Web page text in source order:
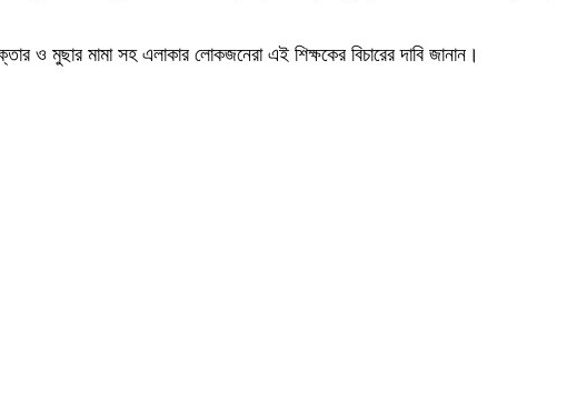
মুছার মামা সহ এলাকার লোকজনেরা এই শিক্ষকের বিচারের দাবি জানান।